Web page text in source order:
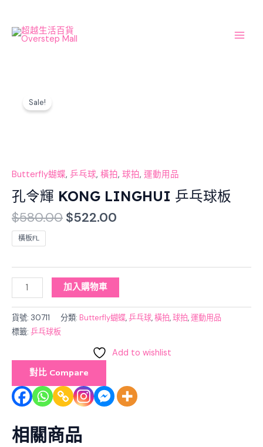
content
Sale!
Butterfly蝴蝶, 乒乓球, 橫拍, 球拍, 運動用品
孔令輝 KONG LINGHUI 乒乓球板
$580.00 $522.00
橫板FL
乓
球
板
數
量
加入購物車
貨號: 30711 分類: Butterfly蝴蝶,乒乓球,橫拍,球拍,運動用品
標籤: 乒乓球板
Add to wishlist
對比 Compare
相關商品